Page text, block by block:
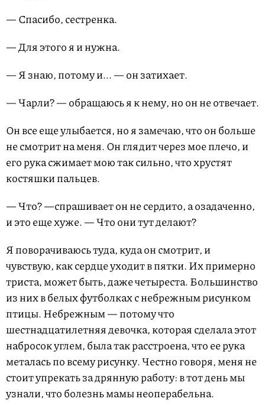
— Спасибо, сестренка.
— Для этого я и нужна.
— Я знаю, потому и... — он затихает.
— Чарли? — обращаюсь я к нему, но он не отвечает.
Он все еще улыбается, но я замечаю, что он больше
не смотрит на меня. Он глядит через мое плечо, и
его рука сжимает мою так сильно, что хрустят
костяшки пальцев.
— Что? —спрашивает он не сердито, а озадаченно,
и это еще хуже. — Что они тут делают?
Я поворачиваюсь туда, куда он смотрит, и
чувствую, как сердце уходит в пятки. Их примерно
триста, может быть, даже четыреста. Большинство
из них в белых футболках с небрежным рисунком
птицы. Небрежным — потому что
шестнадцатилетняя девочка, которая сделала этот
набросок углем, была так расстроена, что ее рука
металась по всему рисунку. Честно говоря, меня не
стоит упрекать за дрянную работу: в тот день мы
узнали, что болезнь мамы неоперабельна.